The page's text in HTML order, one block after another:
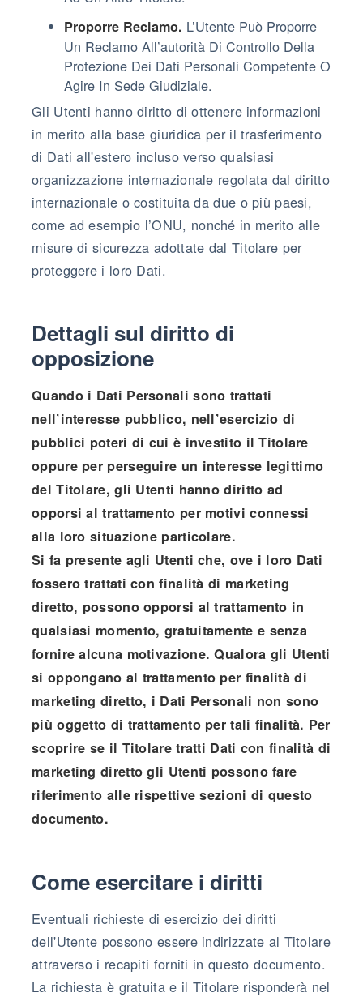
Proporre Reclamo. L’Utente Può Proporre
Un Reclamo All’autorità Di Controllo Della
Protezione Dei Dati Personali Competente O
Agire In Sede Giudiziale.
Gli Utenti hanno diritto di ottenere informazioni
in merito alla base giuridica per il trasferimento
di Dati all'estero incluso verso qualsiasi
organizzazione internazionale regolata dal diritto
internazionale o costituita da due o più paesi,
come ad esempio l’ONU, nonché in merito alle
misure di sicurezza adottate dal Titolare per
proteggere i loro Dati.
Dettagli sul diritto di
opposizione
Quando i Dati Personali sono trattati
nell’interesse pubblico, nell’esercizio di
pubblici poteri di cui è investito il Titolare
oppure per perseguire un interesse legittimo
del Titolare, gli Utenti hanno diritto ad
opporsi al trattamento per motivi connessi
alla loro situazione particolare.
Si fa presente agli Utenti che, ove i loro Dati
fossero trattati con finalità di marketing
diretto, possono opporsi al trattamento in
qualsiasi momento, gratuitamente e senza
fornire alcuna motivazione. Qualora gli Utenti
si oppongano al trattamento per finalità di
marketing diretto, i Dati Personali non sono
più oggetto di trattamento per tali finalità. Per
scoprire se il Titolare tratti Dati con finalità di
marketing diretto gli Utenti possono fare
riferimento alle rispettive sezioni di questo
documento.
Come esercitare i diritti
Eventuali richieste di esercizio dei diritti
dell'Utente possono essere indirizzate al Titolare
attraverso i recapiti forniti in questo documento.
La richiesta è gratuita e il Titolare risponderà nel